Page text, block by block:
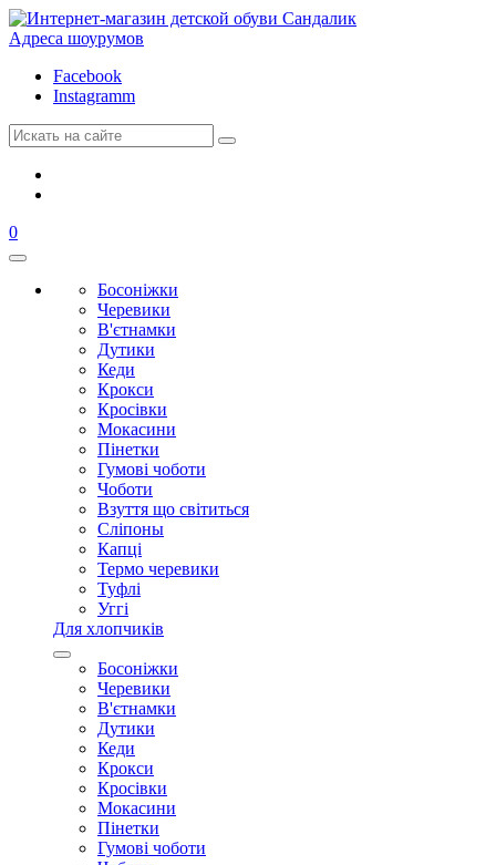
Адреса шоурумов
Facebook
Instagramm
0
Босоніжки
Черевики
В'єтнамки
Дутики
Кеди
Крокси
Кросівки
Мокасини
Пінетки
Гумові чоботи
Чоботи
Взуття що світиться
Сліпоны
Капці
Термо черевики
Туфлі
Уггі
Для хлопчиків
Босоніжки
Черевики
В'єтнамки
Дутики
Кеди
Крокси
Кросівки
Мокасини
Пінетки
Гумові чоботи